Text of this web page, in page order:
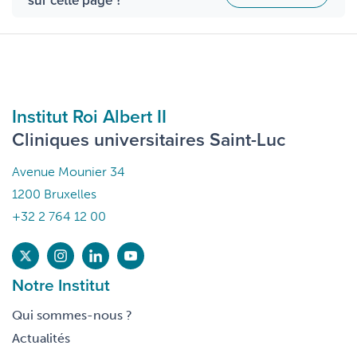
Institut Roi Albert II
Cliniques universitaires Saint-Luc
Avenue Mounier 34
1200 Bruxelles
+32 2 764 12 00
Notre Institut
Qui sommes-nous ?
Actualités